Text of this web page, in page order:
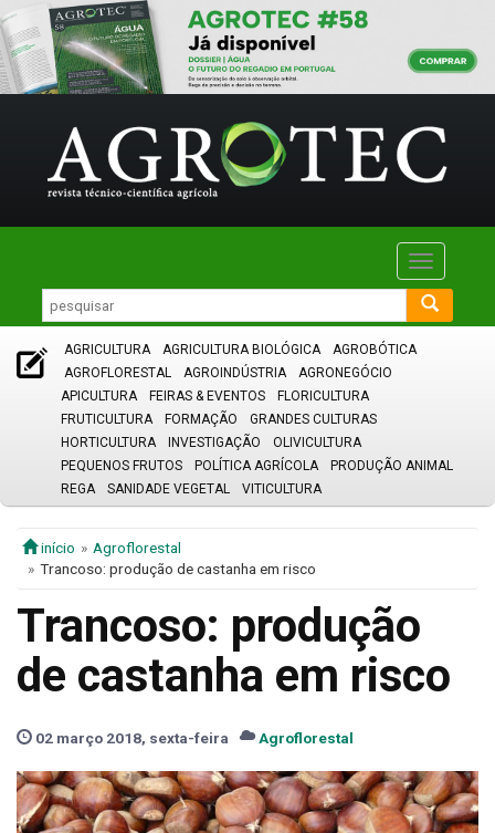
Toggle
AGRICULTURA AGRICULTURA BIOLÓGICA
AGROBÓTICA
AGROFLORESTAL
AGROINDÚSTRIA
AGRONEGÓCIO
APICULTURA
FEIRAS & EVENTOS
FLORICULTURA
FRUTICULTURA
FORMAÇÃO
GRANDES CULTURAS
HORTICULTURA
INVESTIGAÇÃO
OLIVICULTURA
PEQUENOS FRUTOS
POLÍTICA AGRÍCOLA
PRODUÇÃO ANIMAL
REGA
SANIDADE VEGETAL VITICULTURA
início
Agroflorestal
Trancoso: produção de castanha em risco
Trancoso: produção
de castanha em risco
02 março 2018, sexta-feira Agroflorestal